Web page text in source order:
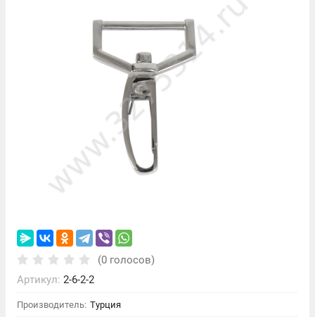
(0 голосов)
Артикул: 2-6-2-2
Производитель: Турция